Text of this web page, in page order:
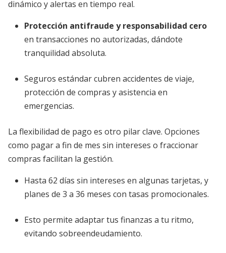
dinámico y alertas en tiempo real.
Protección antifraude y responsabilidad cero
en transacciones no autorizadas, dándote
tranquilidad absoluta.
Seguros estándar cubren accidentes de viaje,
protección de compras y asistencia en
emergencias.
La flexibilidad de pago es otro pilar clave. Opciones
como pagar a fin de mes sin intereses o fraccionar
compras facilitan la gestión.
Hasta 62 días sin intereses en algunas tarjetas, y
planes de 3 a 36 meses con tasas promocionales.
Esto permite adaptar tus finanzas a tu ritmo,
evitando sobreendeudamiento.